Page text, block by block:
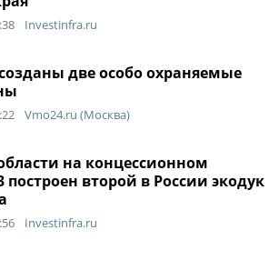
Investinfra.ru
две особо охраняемые
Vmo24.ru (Москва)
на концессионном
построен второй в России экодук
Investinfra.ru